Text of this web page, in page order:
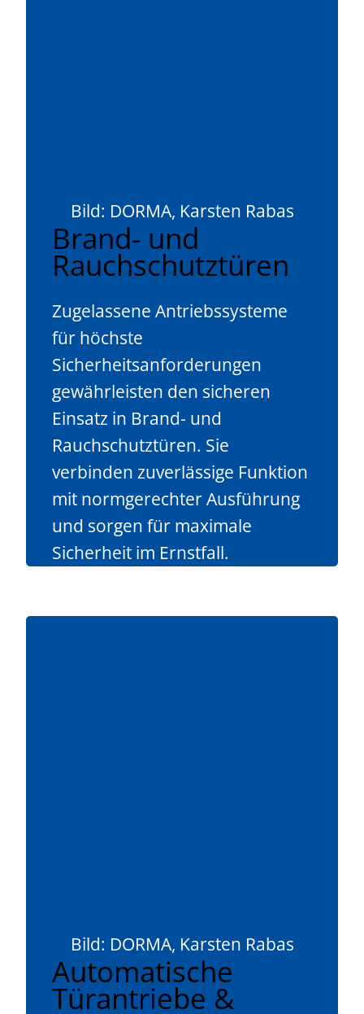
Bild: DORMA, Karsten Rabas
Brand- und
Rauchschutztüren
Zugelassene Antriebssysteme
für höchste
Sicherheitsanforderungen
gewährleisten den sicheren
Einsatz in Brand- und
Rauchschutztüren. Sie
verbinden zuverlässige Funktion
mit normgerechter Ausführung
und sorgen für maximale
Sicherheit im Ernstfall.
Bild: DORMA, Karsten Rabas
Automatische
Türantriebe &